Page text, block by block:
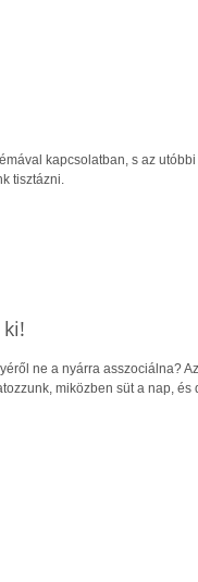
kapcsolatban, s az
tisztázni.
ne a nyárra asszociálna?
miközben süt a nap,